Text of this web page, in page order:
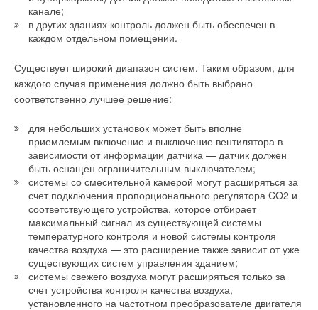
канале;
в других зданиях контроль должен быть обеспечен в
каждом отдельном помещении.
Существует широкий диапазон систем. Таким образом, для
каждого случая применения должно быть выбрано
соответственно лучшее решение:
для небольших установок может быть вполне
приемлемым включение и выключение вентилятора в
зависимости от информации датчика — датчик должен
быть оснащен ограничительным выключателем;
системы со смесительной камерой могут расширяться за
счет подключения пропорционального регулятора CO2 и
соответствующего устройства, которое отбирает
максимальный сигнал из существующей системы
температурного контроля и новой системы контроля
качества воздуха — это расширение также зависит от уже
существующих систем управления зданием;
системы свежего воздуха могут расширяться только за
счет устройства контроля качества воздуха,
установленного на частотном преобразователе двигателя
оборудования помог сэкономить площадь застройки.
Кроме того, эти насосы работают в автоматическом
режиме. Система контроля за работой оборудования
и режима тепловой сети на пульт управления начальника
смены станции ТЭЦ, все это сокращает затраты на
обслуживание ПНС-3», — продолжил Василий Карпов.
По подсчетам специалистов, установка современного
оборудования поможет снизить энергопотребление на 20–30
%, экономя тем самым и бюджетные средства, и деньги
горожан. Даже на местном уровне эффект оказывается
весьма впечатляющим. Например, в доме №29 по ул.
Ленина в городе Белорецке в результате капитального
ремонта по программе Фонда содействия реформированию
ЖКХ был установлен автоматизированный тепловой пункт
Danfoss, оснащенный циркуляционными насосами с
частотной регулировкой приводаGrundfosсерии Magna.
Кроме того, балансировочные клапаны на всех стояках